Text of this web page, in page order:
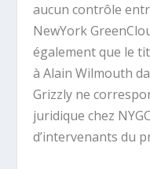
aucun contrôle
NewYork
également que le
à Alain Wilmouth
Grizzly ne
juridique chez
d’intervenants du